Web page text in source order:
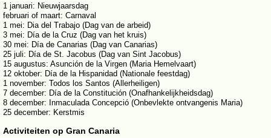
1 januari: Nieuwjaarsdag
februari of maart: Carnaval
1 mei: Dia del Trabajo (Dag van de arbeid)
3 mei: Día de la Cruz (Dag van het kruis)
30 mei: Día de Canarias (Dag van Canarias)
25 juli: Día de St. Jacobus (Dag van Sint Jacobus)
15 augustus: Asunción de la Virgen (Maria Hemelvaart)
12 oktober: Día de la Hispanidad (Nationale feestdag)
1 november: Todos los Santos (Allerheiligen)
7 december: Día de la Constitución (Onafhankelijkheidsdag)
8 december: Inmaculada Concepció (Onbevlekte ontvangenis Maria)
25 december: Kerstmis
Activiteiten op Gran Canaria